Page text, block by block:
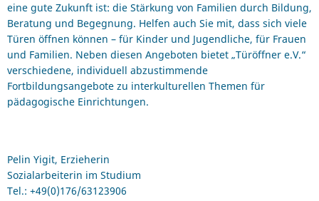
eine gute Zukunft ist: die Stärkung von Familien durch Bildung,
Beratung und Begegnung. Helfen auch Sie mit, dass sich viele
Türen öffnen können – für Kinder und Jugendliche, für Frauen
und Familien. Neben diesen Angeboten bietet „Türöffner e.V.“
verschiedene, individuell abzustimmende
Fortbildungsangebote zu interkulturellen Themen für
pädagogische Einrichtungen.
Pelin Yigit, Erzieherin
Sozialarbeiterin im Studium
Tel.: +49(0)176/63123906